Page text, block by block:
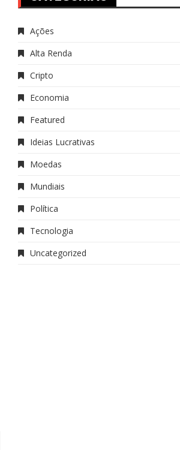
Ações
Alta Renda
Cripto
Economia
Featured
Ideias Lucrativas
Moedas
Mundiais
Política
Tecnologia
Uncategorized